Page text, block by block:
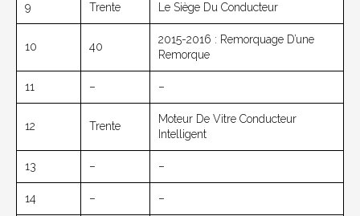
9 Trente Le Siège Du Conducteur
10 40
2015-2016 : Remorquage D’une
Remorque
11 – –
12 Trente
Moteur De Vitre Conducteur
Intelligent
13 – –
14 – –